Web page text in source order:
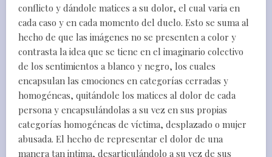
conflicto y dándole matices a su dolor, el cual varia en
cada caso y en cada momento del duelo. Esto se suma al
hecho de que las imágenes no se presenten a color y
contrasta la idea que se tiene en el imaginario colectivo
de los sentimientos a blanco y negro, los cuales
encapsulan las emociones en categorías cerradas y
homogéneas, quitándole los matices al dolor de cada
persona y encapsulándolas a su vez en sus propias
categorías homogéneas de víctima, desplazado o mujer
abusada. El hecho de representar el dolor de una
manera tan intima, desarticulándolo a su vez de sus